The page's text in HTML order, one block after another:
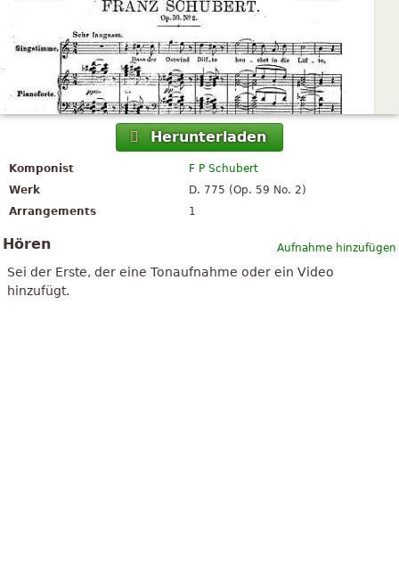
Herunterladen
Komponist
F P Schubert
Werk
D. 775 (Op. 59 No. 2)
Arrangements
1
Aufnahme hinzufügen
Hören
Sei der Erste, der eine Tonaufnahme oder ein Video
hinzufügt.